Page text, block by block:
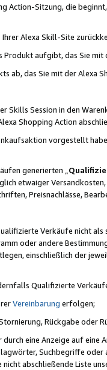
Action-Sitzung, die
Alexa Skill-Site
aufgibt, das Sie mit
ab, das Sie mit der Alexa
Skills Session in den
Shopping Action
vorgestellt
generierten „
etwaiger
Preisnachlässe,
Verkäufe nicht
oder andere
einschließlich der
Qualifizierte
Vereinbarung erfolgen;
Rückgabe oder
eine Anzeige auf
Suchbegriffe
abschließende Liste